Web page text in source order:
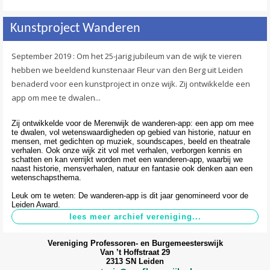
Kunstproject Wanderen
September 2019 : Om het 25-jarig jubileum van de wijk te vieren
hebben we beeldend kunstenaar Fleur van den Berg uit Leiden
benaderd voor een kunstproject in onze wijk. Zij ontwikkelde een
app om mee te dwalen...
Zij ontwikkelde voor de Merenwijk de wanderen-app: een app om mee
te dwalen, vol wetenswaardigheden op gebied van historie, natuur en
mensen, met gedichten op muziek, soundscapes, beeld en theatrale
verhalen. Ook onze wijk zit vol met verhalen, verborgen kennis en
schatten en kan verrijkt worden met een wanderen-app, waarbij we
naast historie, mensverhalen, natuur en fantasie ook denken aan een
wetenschapsthema.
Leuk om te weten: De wanderen-app is dit jaar genomineerd voor de
Leiden Award.
Vereniging Professoren- en Burgemeesterswijk
Van ’t Hoffstraat 29
2313 SN Leiden